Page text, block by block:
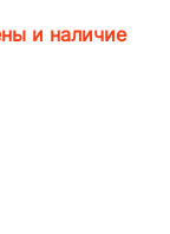
и наличие